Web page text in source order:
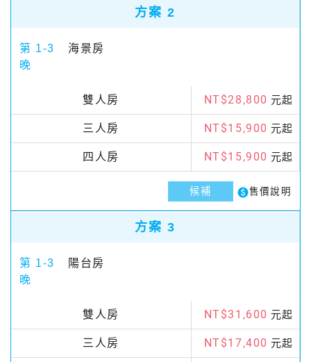
方案 2
第 1-3
晚
海景房
雙人房 NT$28,800 元起
三人房 NT$15,900 元起
四人房 NT$15,900 元起
候補 paid售價說明
方案 3
第 1-3
晚
陽台房
雙人房 NT$31,600 元起
三人房 NT$17,400 元起